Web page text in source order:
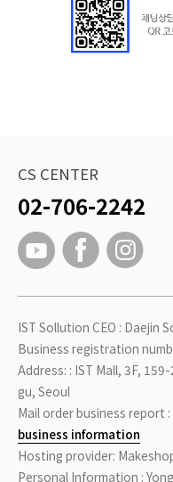
CS CENTER
02-706-2242
IST Sollution CEO : Daejin
Business registration
Address: : IST Mall, 3F,
gu, Seoul
Mail order business report
business information
Hosting provider:
Personal Information :